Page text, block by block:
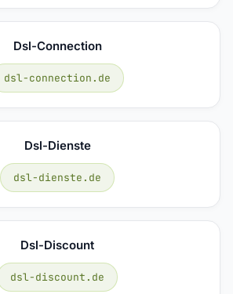
Dsl-Connection
dsl-connection.de
Dsl-Dienste
dsl-dienste.de
Dsl-Discount
dsl-discount.de